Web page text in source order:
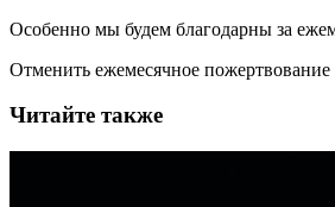
Особенно мы будем благодарны за
Отменить ежемесячное
Читайте также